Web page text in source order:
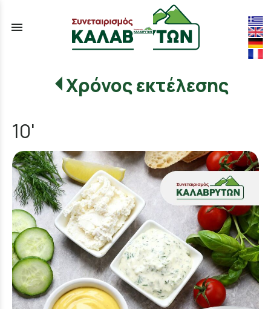
menu
Χρόνος εκτέλεσης
10'